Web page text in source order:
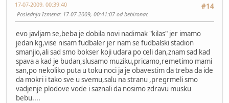
#14
17-07-2009, 00:39:40
Poslednja Izmena: 17-07-2009, 00:41:07 od bebironac
evo javljam se,beba je dobila novi nadimak "kilas" jer imamo
jedan kg,vise nisam fudbaler jer nam se fudbalski stadion
smanjio,ali sad smo bokser koji udara po celi dan,znam sad kad
spava a kad je budan,slusamo muziku,pricamo,remetimo mami
san,po nekoliko puta u toku noci ja je obavestim da treba da ide
da mokri i tako sve u svemu,salu na stranu ,pregrmeli smo
vadjenje plodove vode i saznali da nosimo zdravu musku
bebu....